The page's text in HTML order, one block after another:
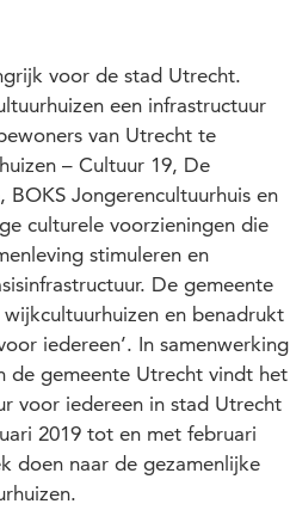
voor de stad Utrecht.
een infrastructuur
van Utrecht te
– Cultuur 19, De
Jongerencultuurhuis en
culturele voorzieningen die
stimuleren en
De gemeente
en benadrukt
iedereen’. In samenwerking
de gemeente Utrecht vindt het
voor iedereen in stad Utrecht
2019 tot en met februari
doen naar de gezamenlijke